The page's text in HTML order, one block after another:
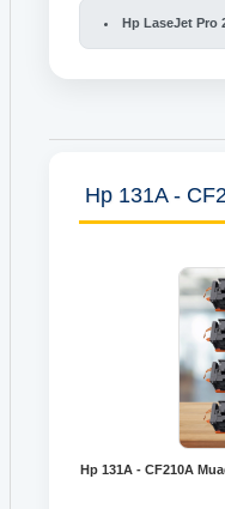
Hp LaseJet Pro
Hp 131A -
Hp 131A - CF210A